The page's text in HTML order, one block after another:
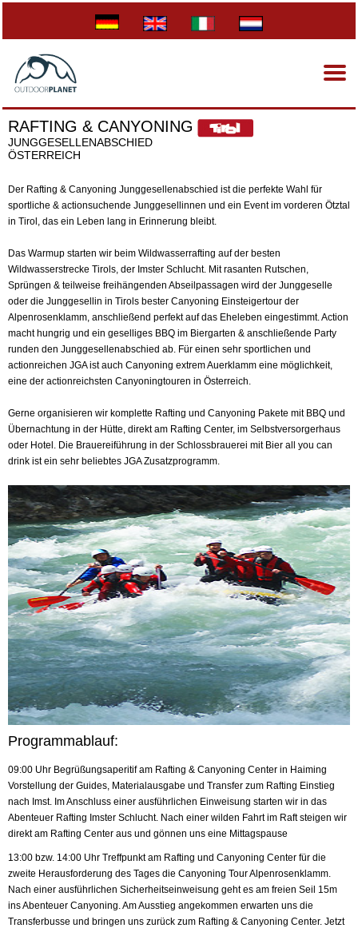
RAFTING & CANYONING
JUNGGESELLENABSCHIED
ÖSTERREICH
Der Rafting & Canyoning Junggesellenabschied ist die perfekte Wahl für
sportliche & actionsuchende Junggesellinnen und ein Event im vorderen Ötztal
in Tirol, das ein Leben lang in Erinnerung bleibt.
Das Warmup starten wir beim Wildwasserrafting auf der besten
Wildwasserstrecke Tirols, der Imster Schlucht. Mit rasanten Rutschen,
Sprüngen & teilweise freihängenden Abseilpassagen wird der Junggeselle
oder die Junggesellin in Tirols bester Canyoning Einsteigertour der
Alpenrosenklamm, anschließend perfekt auf das Eheleben eingestimmt. Action
macht hungrig und ein geselliges BBQ im Biergarten & anschließende Party
runden den Junggesellenabschied ab. Für einen sehr sportlichen und
actionreichen JGA ist auch Canyoning extrem Auerklamm eine möglichkeit,
eine der actionreichsten Canyoningtouren in Österreich.
Gerne organisieren wir komplette Rafting und Canyoning Pakete mit BBQ und
Übernachtung in der Hütte, direkt am Rafting Center, im Selbstversorgerhaus
oder Hotel. Die Brauereiführung in der Schlossbrauerei mit Bier all you can
drink ist ein sehr beliebtes JGA Zusatzprogramm.
Programmablauf:
09:00 Uhr Begrüßungsaperitif am Rafting & Canyoning Center in Haiming
Vorstellung der Guides, Materialausgabe und Transfer zum Rafting Einstieg
nach Imst. Im Anschluss einer ausführlichen Einweisung starten wir in das
Abenteuer Rafting Imster Schlucht. Nach einer wilden Fahrt im Raft steigen wir
direkt am Rafting Center aus und gönnen uns eine Mittagspause
13:00 bzw. 14:00 Uhr Treffpunkt am Rafting und Canyoning Center für die
zweite Herausforderung des Tages die Canyoning Tour Alpenrosenklamm.
Nach einer ausführlichen Sicherheitseinweisung geht es am freien Seil 15m
ins Abenteuer Canyoning. Am Ausstieg angekommen erwarten uns die
Transferbusse und bringen uns zurück zum Rafting & Canyoning Center. Jetzt